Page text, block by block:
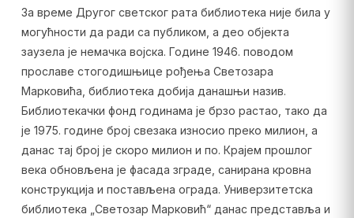
За време Другог светског рата библиотека није била у
могућности да ради са публиком, а део објекта
заузела је немачка војска. Године 1946. поводом
прославе стогодишњице рођења Светозара
Марковића, библиотека добија данашњи назив.
Библиотекачки фонд годинама је брзо растао, тако да
је 1975. године број свезака износио преко милион, а
данас тај број је скоро милион и по. Крајем прошлог
века обновљена је фасада зграде, санирана кровна
конструкција и постављена ограда. Универзитетска
библиотека „Светозар Марковић“ данас представља и